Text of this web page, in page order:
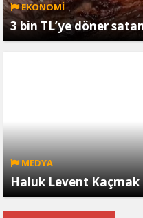
EKONOMİ
3 bin TL’ye döner
MEDYA
Haluk Levent Kaçmak